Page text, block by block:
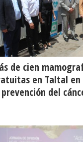
de cien
en Taltal en
del